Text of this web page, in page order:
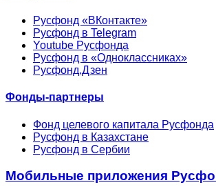
Русфонд «ВКонтакте»
Русфонд в Telegram
Youtube Русфонда
Русфонд в «Одноклассниках»
Русфонд.Дзен
Фонды-партнеры
Фонд целевого капитала Русфонда
Русфонд в Казахстане
Русфонд в Сербии
Мобильные приложения